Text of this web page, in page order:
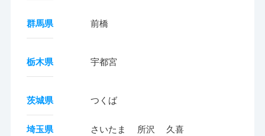
群馬県 前橋
栃木県 宇都宮
茨城県 つくば
埼玉県 さいたま 所沢 久喜